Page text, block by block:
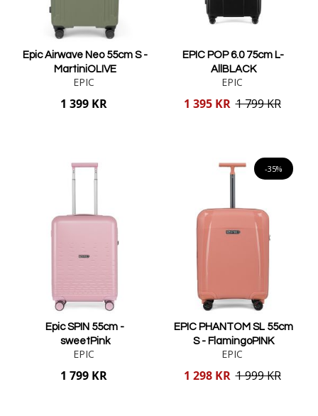
Epic Airwave Neo 55cm S -
MartiniOLIVE
EPIC
1 399 KR
EPIC POP 6.0 75cm L-
AllBLACK
EPIC
Reducerat
1 395 KR 1 799 KR
Epic SPIN 55cm -
sweetPink
EPIC
1 799 KR
-35%
EPIC PHANTOM SL 55cm
S - FlamingoPINK
EPIC
Reducerat
1 298 KR 1 999 KR